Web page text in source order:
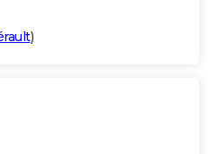
)